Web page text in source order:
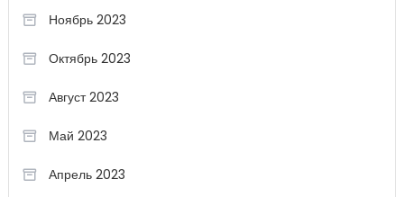
Ноябрь 2023
Октябрь 2023
Август 2023
Май 2023
Апрель 2023